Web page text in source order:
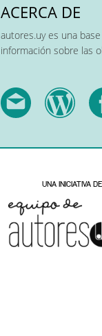
ACERCA DE
autores.uy es una
información sobre las